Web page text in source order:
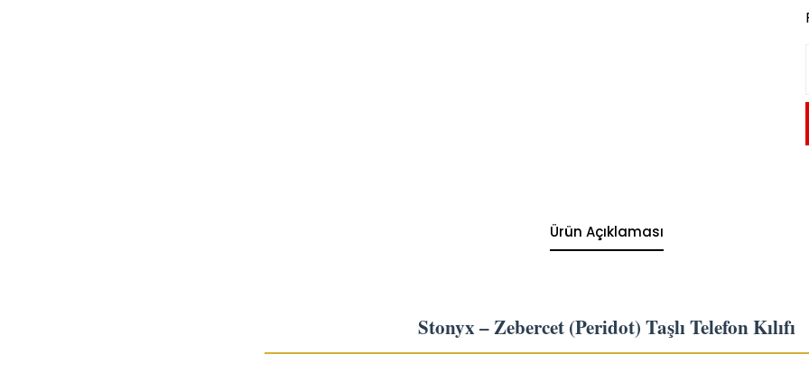
Ürün Açıklaması
Stonyx – Zebercet (Peridot) Taşlı Telefon Kılıfı